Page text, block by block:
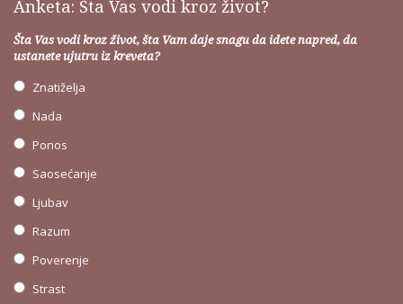
Anketa: Šta Vas vodi kroz život?
Šta Vas vodi kroz život, šta Vam daje snagu da idete napred, da
ustanete ujutru iz kreveta?
Znatiželja
Nada
Ponos
Saosećanje
Ljubav
Razum
Poverenje
Strast